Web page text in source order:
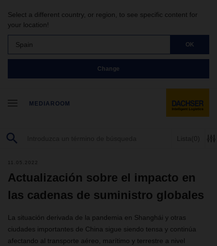
Select a different country, or region, to see specific content for
your location!
Spain OK
Change
MEDIAROOM
Lista (0)
11.05.2022
Actualización sobre el impacto en
las cadenas de suministro globales
La situación derivada de la pandemia en Shanghái y otras
ciudades importantes de China sigue siendo tensa y continúa
afectando al transporte aéreo, marítimo y terrestre a nivel